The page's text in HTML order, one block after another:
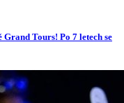
Tours! Po 7 letech se